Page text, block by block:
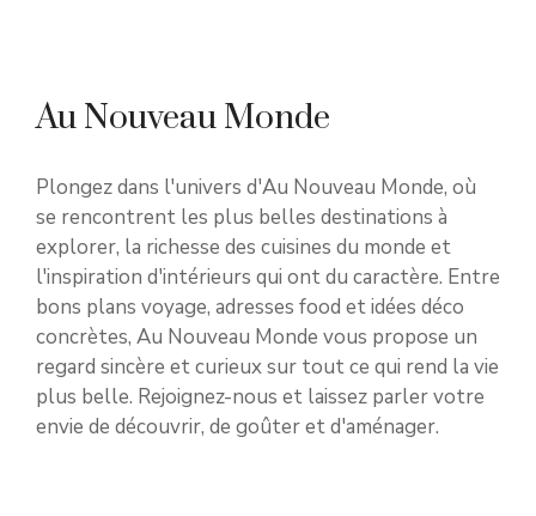
Au Nouveau Monde
Plongez dans l'univers d'Au Nouveau Monde, où
se rencontrent les plus belles destinations à
explorer, la richesse des cuisines du monde et
l'inspiration d'intérieurs qui ont du caractère. Entre
bons plans voyage, adresses food et idées déco
concrètes, Au Nouveau Monde vous propose un
regard sincère et curieux sur tout ce qui rend la vie
plus belle. Rejoignez-nous et laissez parler votre
envie de découvrir, de goûter et d'aménager.